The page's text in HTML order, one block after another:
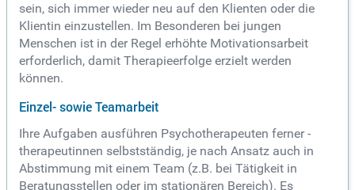
sein, sich immer wieder neu auf den Klienten oder die
Klientin einzustellen. Im Besonderen bei jungen
Menschen ist in der Regel erhöhte Motivationsarbeit
erforderlich, damit Therapieerfolge erzielt werden
können.
Einzel- sowie Teamarbeit
Ihre Aufgaben ausführen Psychotherapeuten ferner -
therapeutinnen selbstständig, je nach Ansatz auch in
Abstimmung mit einem Team (z.B. bei Tätigkeit in
Beratungsstellen oder im stationären Bereich). Es